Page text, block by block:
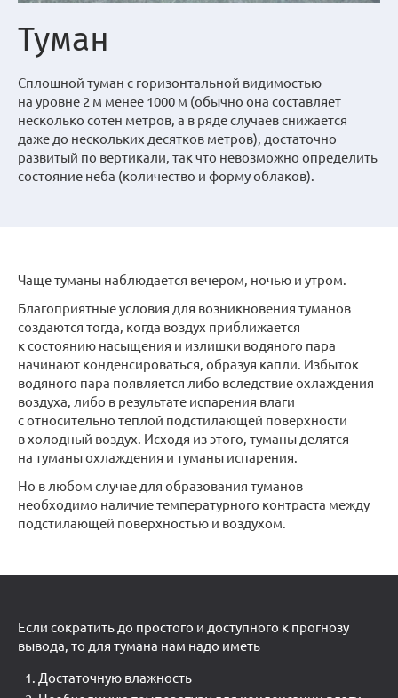
Туман
Сплошной туман с горизонтальной видимостью
на уровне 2 м менее 1000 м (обычно она составляет
несколько сотен метров, а в ряде случаев снижается
даже до нескольких десятков метров), достаточно
развитый по вертикали, так что невозможно определить
состояние неба (количество и форму облаков).
Чаще туманы наблюдается вечером, ночью и утром.
Благоприятные условия для возникновения туманов
создаются тогда, когда воздух приближается
к состоянию насыщения и излишки водяного пара
начинают конденсироваться, образуя капли. Избыток
водяного пара появляется либо вследствие охлаждения
воздуха, либо в результате испарения влаги
с относительно теплой подстилающей поверхности
в холодный воздух. Исходя из этого, туманы делятся
на туманы охлаждения и туманы испарения.
Но в любом случае для образования туманов
необходимо наличие температурного контраста между
подстилающей поверхностью и воздухом.
Если сократить до простого и доступного к прогнозу
вывода, то для тумана нам надо иметь
Достаточную влажность